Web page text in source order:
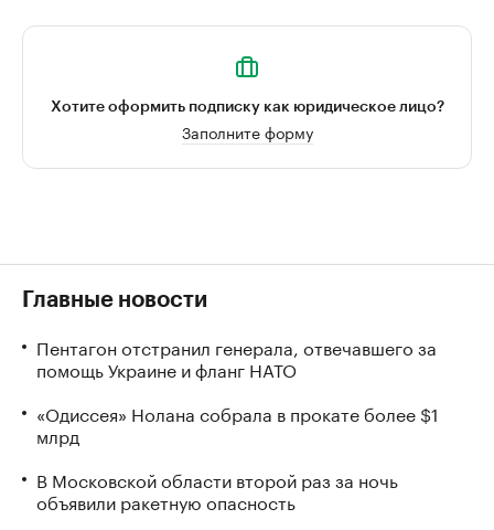
Хотите оформить подписку как юридическое лицо?
Заполните форму
Главные новости
Пентагон отстранил генерала, отвечавшего за
помощь Украине и фланг НАТО
«Одиссея» Нолана собрала в прокате более $1
млрд
В Московской области второй раз за ночь
объявили ракетную опасность